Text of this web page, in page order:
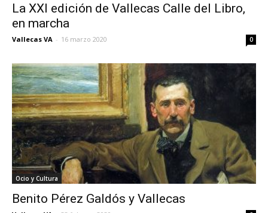
La XXI edición de Vallecas Calle del Libro,
en marcha
Vallecas VA - 16 marzo 2020 0
Ocio y Cultura
Benito Pérez Galdós y Vallecas